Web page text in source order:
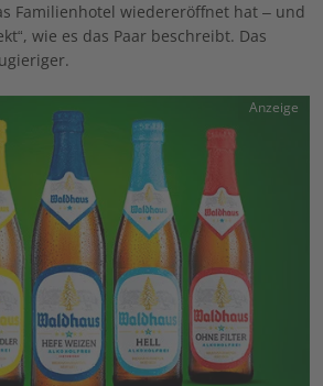
Familienhotel wiedereröffnet hat – und
wie es das Paar beschreibt. Das
Anzeige